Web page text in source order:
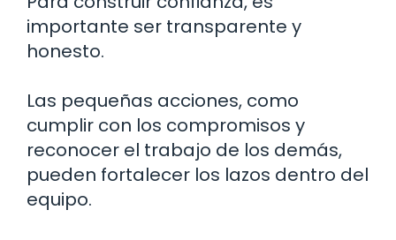
importante ser transparente y
honesto.
Las pequeñas acciones, como
cumplir con los compromisos y
reconocer el trabajo de los demás,
pueden fortalecer los lazos dentro del
equipo.